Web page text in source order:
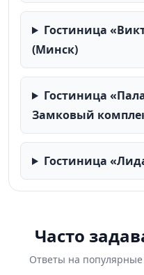
Гостиница
(Минск)
Гостиница
Замковый
Гостиница
Часто
Ответы на